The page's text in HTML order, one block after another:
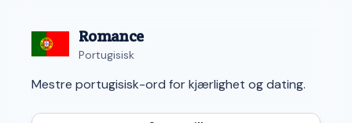
Romance
Portugisisk
Mestre portugisisk-ord for kjærlighet og dating.